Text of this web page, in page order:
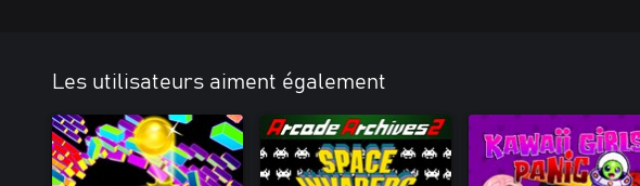
Les utilisateurs aiment également